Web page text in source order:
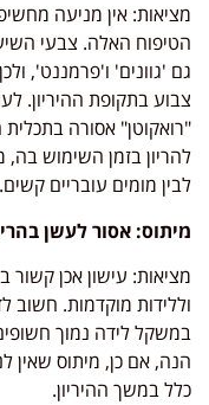
מציאות: אין מניעה
הטיפוח האלה. צבעי
גם 'גוונים' ו'פרמננט',
צבוע בתקופת ההיריון.
"רואקוטן" אסורה
להריון בזמן השימוש
לבין מומים עובריים קשים.
מיתוס: אסור לעשן
מציאות: עישון אכן קשור
וללידות מוקדמות. חשוב
במשקל לידה נמוך
הנה, אם כן, מיתוס שאין
כלל במשך ההיריון.